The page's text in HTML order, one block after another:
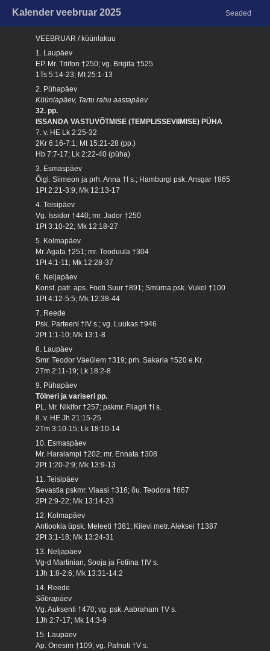
Kalender veebruar 2025 Seaded
VEEBRUAR / küünlakuu
1. Laupäev
EP. Mr. Triifon †250; vg. Brigita †525
1Ts 5:14-23; Mt 25:1-13
2. Pühapäev
Küünlapäev, Tartu rahu aastapäev
32. pp.
ISSANDA VASTUVÕTMISE (TEMPLISSEVIIMISE) PÜHA
7. v. HE Lk 2:25-32
2Kr 6:16-7:1; Mt 15:21-28 (pp.)
Hb 7:7-17; Lk 2:22-40 (püha)
3. Esmaspäev
Õigl. Siimeon ja prh. Anna †I s.; Hamburgi psk. Ansgar †865
1Pt 2:21-3:9; Mk 12:13-17
4. Teisipäev
Vg. Issidor †440; mr. Jador †250
1Pt 3:10-22; Mk 12:18-27
5. Kolmapäev
Mr. Agata †251; mr. Teoduula †304
1Pt 4:1-11; Mk 12:28-37
6. Neljapäev
Konst. patr. aps. Footi Suur †891; Smürna psk. Vukol †100
1Pt 4:12-5:5; Mk 12:38-44
7. Reede
Psk. Parteeni †IV s.; vg. Luukas †946
2Pt 1:1-10; Mk 13:1-8
8. Laupäev
Smr. Teodor Väeülem †319; prh. Sakaria †520 e.Kr.
2Tm 2:11-19; Lk 18:2-8
9. Pühapäev
Tölneri ja variseri pp.
PL. Mr. Nikifor †257; pskmr. Filagri †I s.
8. v. HE Jh 21:15-25
2Tm 3:10-15; Lk 18:10-14
10. Esmaspäev
Mr. Haralampi †202; mr. Ennata †308
2Pt 1:20-2:9; Mk 13:9-13
11. Teisipäev
Sevastia pskmr. Vlaasi †316; õu. Teodora †867
2Pt 2:9-22; Mk 13:14-23
12. Kolmapäev
Antiookia üpsk. Meleeti †381; Kiievi metr. Aleksei †1387
2Pt 3:1-18; Mk 13:24-31
13. Neljapäev
Vg-d Martinian, Sooja ja Fotiina †IV s.
1Jh 1:8-2:6; Mk 13:31-14:2
14. Reede
Sõbrapäev
Vg. Auksenti †470; vg. psk. Aabraham †V s.
1Jh 2:7-17; Mk 14:3-9
15. Laupäev
Ap. Onesim †109; vg. Pafnuti †V s.